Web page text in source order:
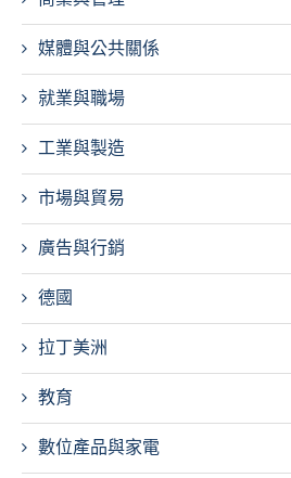
媒體與公共關係
就業與職場
工業與製造
市場與貿易
廣告與行銷
德國
拉丁美洲
教育
數位產品與家電